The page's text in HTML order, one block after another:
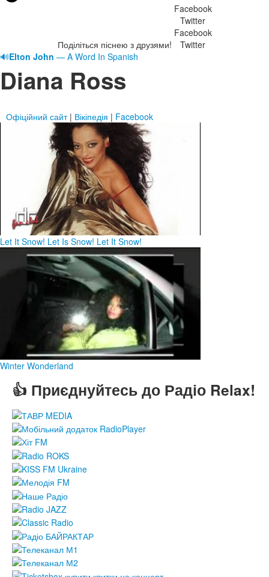
Поділіться піснею з друзями!
Facebook
Twitter
Facebook
Twitter
🔊Elton John — A Word In Spanish
Diana Ross
Офіційний сайт| Вікіпедія | Facebook
Let It Snow! Let Is Snow! Let It Snow!
Winter Wonderland
👍 Приєднуйтесь до Радіо Relax!